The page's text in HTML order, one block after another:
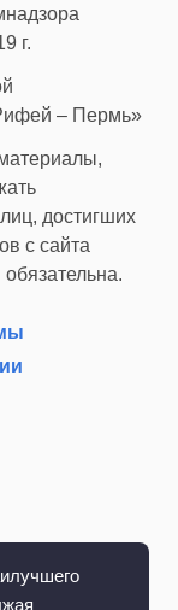
г.
– Пермь»
достигших
с сайта